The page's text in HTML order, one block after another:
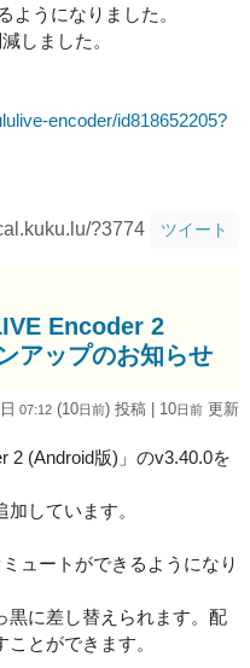
ようになりました。
しました。
encoder/id818652205?
?3774 ツイート
Encoder 2
アップのお知らせ
07:12 (10日前) 投稿 | 10日前 更新
2 (Android版)」のv3.40.0を
しています。
ュートができるようになり
黒に差し替えられます。配
とができます。